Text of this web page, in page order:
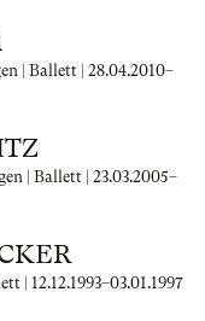
| Ballett | 28.04.2010–
| Ballett | 23.03.2005–
| 12.12.1993–03.01.1997